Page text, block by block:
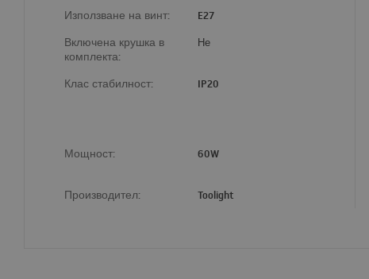
Използване на винт:
E27
Включена крушка в
комплекта:
Не
Клас стабилност: IP20
Мощност:
60W
Производител: Toolight